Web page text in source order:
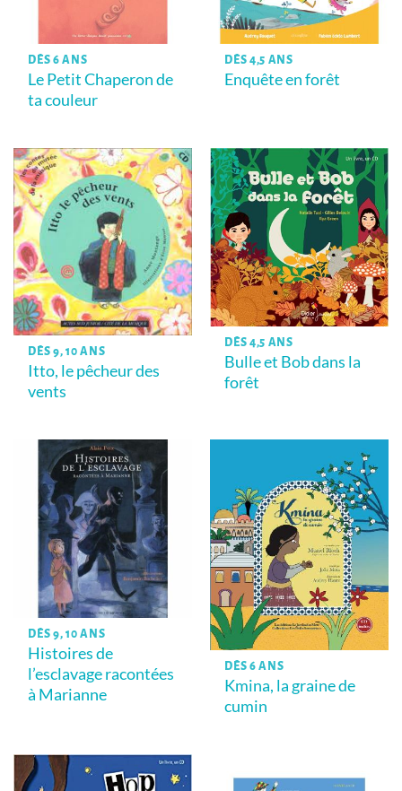
DÈS 6 ANS
Le Petit Chaperon de
ta couleur
DÈS 4,5 ANS
Enquête en forêt
DÈS 9, 10 ANS
Itto, le pêcheur des
vents
DÈS 4,5 ANS
Bulle et Bob dans la
forêt
DÈS 9, 10 ANS
Histoires de
l’esclavage racontées
à Marianne
DÈS 6 ANS
Kmina, la graine de
cumin